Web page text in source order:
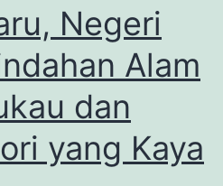
Negeri
Alam
dan
yang Kaya